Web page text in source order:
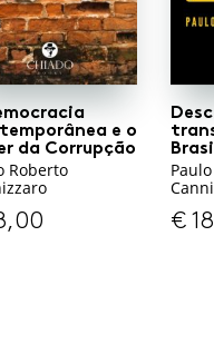
e o
da Corrupção
Roberto
€